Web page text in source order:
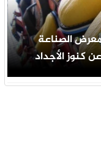
معرض الصناعة
كنوز الأجداد